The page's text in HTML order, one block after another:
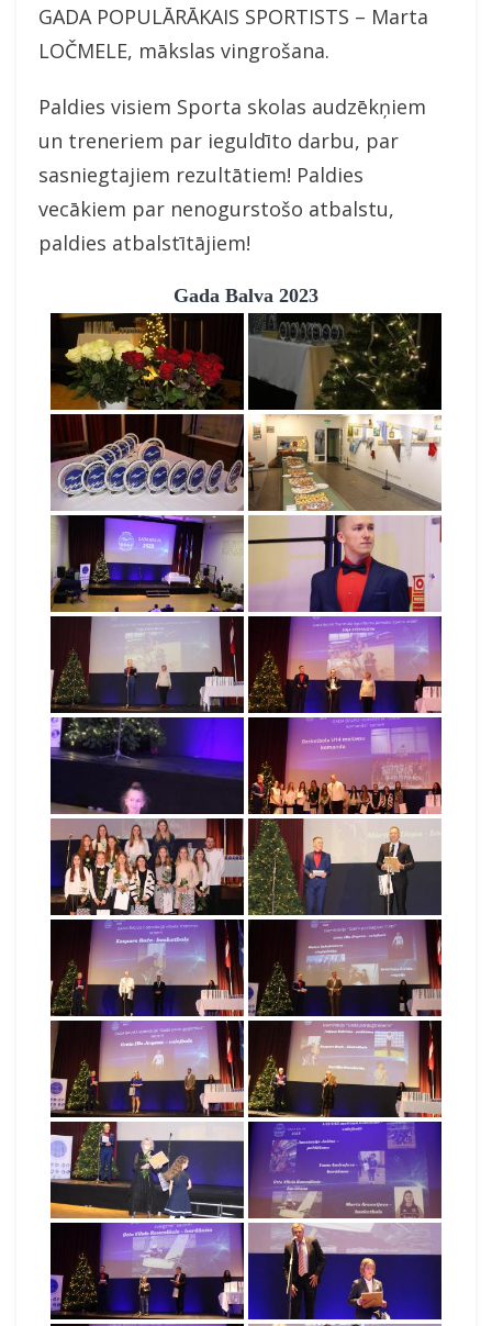
GADA POPULĀRĀKAIS SPORTISTS – Marta
LOČMELE, mākslas vingrošana.
Paldies visiem Sporta skolas audzēkņiem
un treneriem par ieguldīto darbu, par
sasniegtajiem rezultātiem! Paldies
vecākiem par nenogurstošo atbalstu,
paldies atbalstītājiem!
Gada Balva 2023